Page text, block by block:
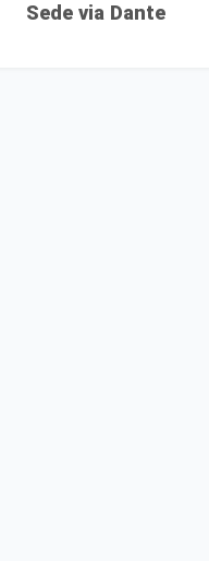
Sede via Dante